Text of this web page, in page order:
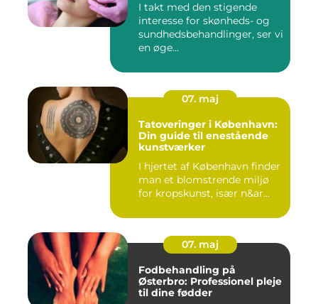
I takt med den stigende
interesse for skønheds- og
sundhedsbehandlinger, ser vi
en øge...
07. maj
Tatoveringer i København:
Din guide til enestående
kunstværker
I hjertet af København finder
man et blomstrende miljø
for kropskunst, især n&ar...
07. maj
Fodbehandling på
Østerbro: Professionel pleje
til dine fødder